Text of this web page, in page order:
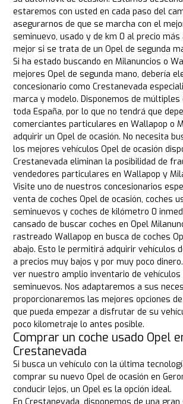
estaremos con usted en cada paso del
asegurarnos de que se marcha con el
seminuevo, usado y de km 0 al precio más
mejor si se trata de un Opel de segunda
Si ha estado buscando en Milanuncios o
mejores Opel de segunda mano, debería
concesionario como Crestanevada
marca y modelo. Disponemos de múltiples
toda España, por lo que no tendrá que
comerciantes particulares en Wallapop o
adquirir un Opel de ocasión. No necesita
los mejores vehículos Opel de ocasión
Crestanevada eliminan la posibilidad de
vendedores particulares en Wallapop y
Visite uno de nuestros concesionarios
venta de coches Opel de ocasión, coches
seminuevos y coches de kilómetro 0
cansado de buscar coches en Opel
rastreado Wallapop en busca de coches
abajo. Esto le permitirá adquirir vehículos
a precios muy bajos y por muy poco
ver nuestro amplio inventario de vehículos
seminuevos. Nos adaptaremos a sus
proporcionaremos las mejores opciones
que pueda empezar a disfrutar de su
poco kilometraje lo antes posible.
Comprar un coche usado Opel
Crestanevada
Si busca un vehículo con la última
comprar su nuevo Opel de ocasión en
conducir lejos, un Opel es la opción ideal.